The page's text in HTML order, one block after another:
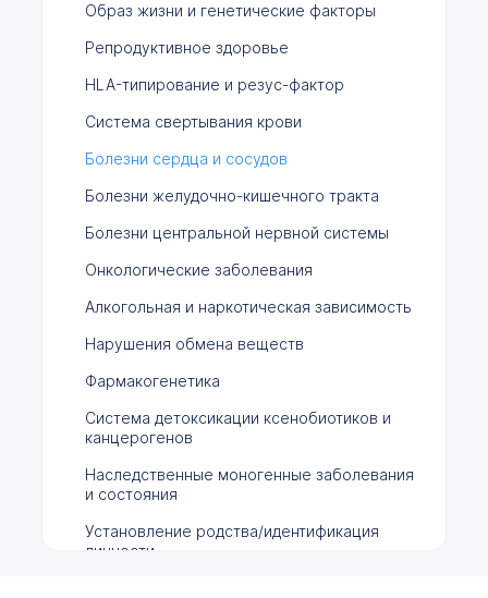
Образ жизни и генетические факторы
Репродуктивное здоровье
HLA-типирование и резус-фактор
Система свертывания крови
Болезни сердца и сосудов
Болезни желудочно-кишечного тракта
Болезни центральной нервной системы
Онкологические заболевания
Алкогольная и наркотическая зависимость
Нарушения обмена веществ
Фармакогенетика
Система детоксикации ксенобиотиков и
канцерогенов
Наследственные моногенные заболевания
и состояния
Установление родства/идентификация
личности